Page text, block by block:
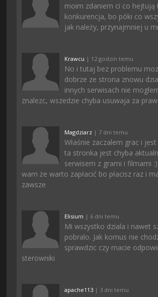
moim zdaniem ci co hejtują
konkurencja, bo póki co
jak należy, przynajmniej u
Krawcu | 12 godzin temu
No i tutaj bez problemu
dobrze ze strona znowu
innych serwisach nie
znalezc, wszedzie chyba usuwaja za
Magdziarz | 7 dni temu
Właśnie zaczalem grac i
ta stronka jest chyba
serwisem z grami i filmami
wam że warto zapłacić bo płacisz raz i
zawsze
Elisium | 6 dni temu
Mi wszystko dziala i nawet
pobralo. Jak komus nie
sprawdzic czy macie
sterowniki
apache113 | 3 dni temu